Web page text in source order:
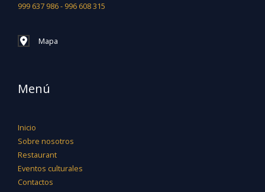
999 637 986 - 996 608 315
Mapa
Menú
Inicio
Sobre nosotros
Restaurant
Eventos culturales
Contactos